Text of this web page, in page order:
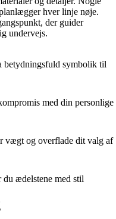
hver linje nøje.
der guider
undervejs.
betydningsfuld symbolik til
med din personlige
vægt og overflade dit valg af
du ædelstene med stil